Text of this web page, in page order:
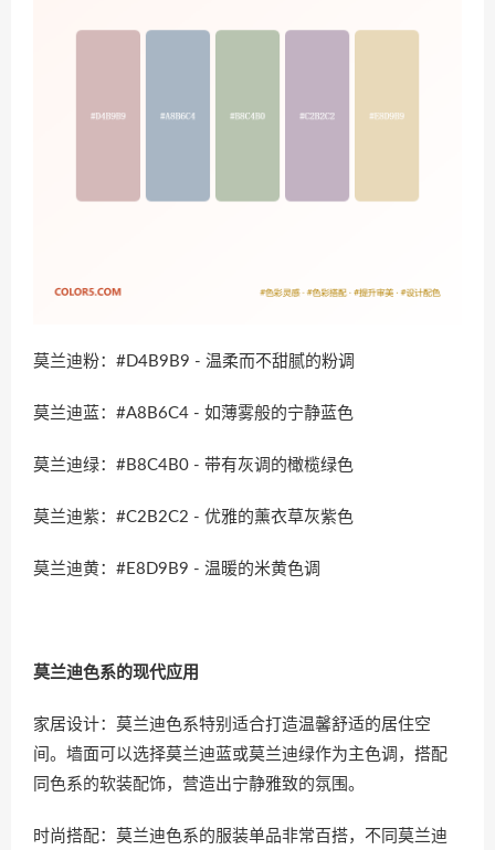
莫兰迪粉：#D4B9B9 - 温柔而不甜腻的粉调
莫兰迪蓝：#A8B6C4 - 如薄雾般的宁静蓝色
莫兰迪绿：#B8C4B0 - 带有灰调的橄榄绿色
莫兰迪紫：#C2B2C2 - 优雅的薰衣草灰紫色
莫兰迪黄：#E8D9B9 - 温暖的米黄色调
莫兰迪色系的现代应用
家居设计：莫兰迪色系特别适合打造温馨舒适的居住空
间。墙面可以选择莫兰迪蓝或莫兰迪绿作为主色调，搭配
同色系的软装配饰，营造出宁静雅致的氛围。
时尚搭配：莫兰迪色系的服装单品非常百搭，不同莫兰迪